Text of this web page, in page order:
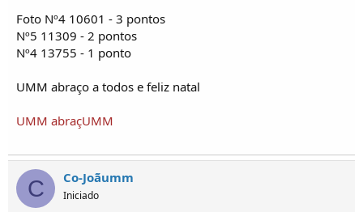
Foto Nº4 10601 - 3 pontos
Nº5 11309 - 2 pontos
Nº4 13755 - 1 ponto
UMM abraço a todos e feliz natal
UMM abraçUMM
C Co-Joãumm
Iniciado